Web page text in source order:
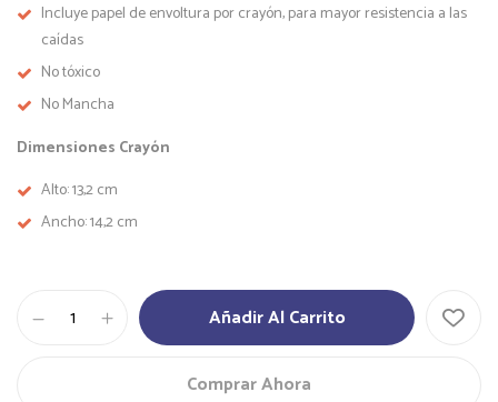
Incluye papel de envoltura por crayón, para mayor resistencia a las
caídas
No tóxico
No Mancha
Dimensiones Crayón
Alto: 13,2 cm
Ancho: 14,2 cm
Extra
Añadir Al Carrito
Comprar Ahora